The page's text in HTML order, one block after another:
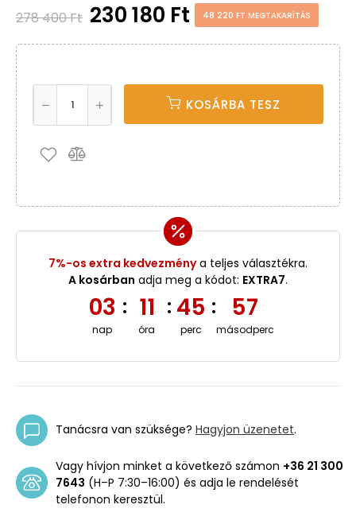
278 400 Ft 230 180 Ft 48 220 FT MEGTAKARÍTÁS
KOSÁRBA TESZ
7%-os extra kedvezménya teljes választékra.
A kosárban adja meg a kódot: EXTRA7.
03
nap
: 11
óra
: 45
perc
: 57
másodperc
Tanácsra van szüksége? Hagyjon üzenetet.
Vagy hívjon minket a következő számon +36 21 300
7643 (H–P 7:30–16:00) és adja le rendelését
telefonon keresztül.